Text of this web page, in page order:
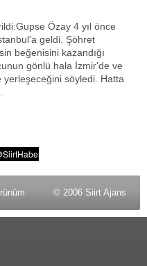
Özay 4 yıl önce
geldi. Şöhret
beğenisini kazandığı
gönlü hala İzmir'de ve
söyledi. Hatta
© 2006 Siirt Ajans